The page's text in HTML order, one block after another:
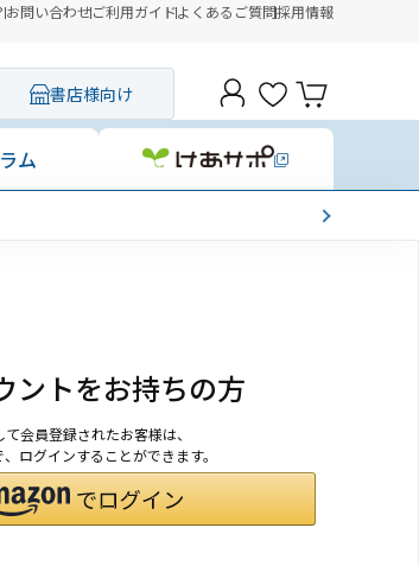
お問い合わせご利用ガイドよくあるご質問採用情報
書店様向け
ム
ントをお持ちの方
会員登録されたお客様は、
ログインすることができます。